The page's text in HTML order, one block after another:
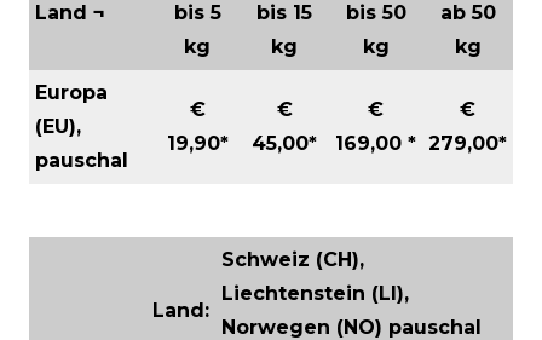
Land ¬
bis 5
kg
bis 15
kg
bis 50
kg
ab 50
kg
Europa
(EU),
pauschal
€
19,90*
€
45,00*
€
169,00 *
€
279,00*
Land:
Schweiz (CH),
Liechtenstein (LI),
Norwegen (NO) pauschal